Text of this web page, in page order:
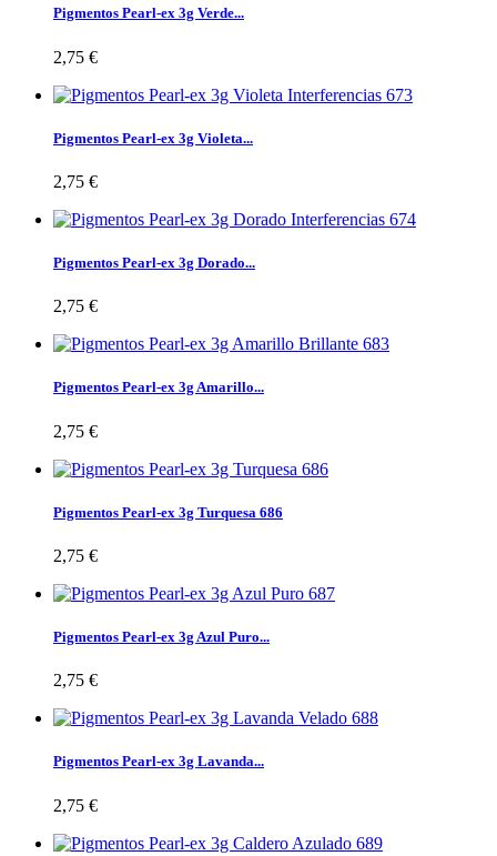
Pigmentos Pearl-ex 3g Verde...
2,75 €
Pigmentos Pearl-ex 3g Violeta...
2,75 €
Pigmentos Pearl-ex 3g Dorado...
2,75 €
Pigmentos Pearl-ex 3g Amarillo...
2,75 €
Pigmentos Pearl-ex 3g Turquesa 686
2,75 €
Pigmentos Pearl-ex 3g Azul Puro...
2,75 €
Pigmentos Pearl-ex 3g Lavanda...
2,75 €